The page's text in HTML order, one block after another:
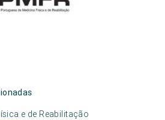
e de Reabilitação